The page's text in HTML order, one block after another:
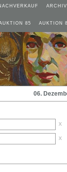
ARCHIV
85 AUKTION
06.
x
x